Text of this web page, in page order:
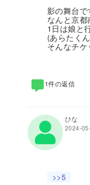
影の舞台で
なんと京
1日は娘と
(あらたく
そんなチ
1件の返信
ひな
2024-
>>5